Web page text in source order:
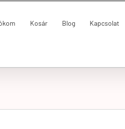
Kosár Blog Kapcsolat